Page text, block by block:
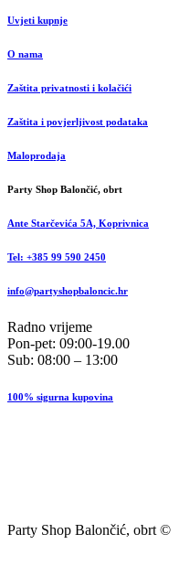
Uvjeti kupnje
O nama
Zaštita privatnosti i kolačići
Zaštita i povjerljivost podataka
Maloprodaja
Party Shop Balončić, obrt
Ante Starčevića 5A, Koprivnica
Tel: +385 99 590 2450
info@partyshopbaloncic.hr
Radno vrijeme
Pon-pet: 09:00-19.00
Sub: 08:00 – 13:00
100% sigurna kupovina
Party Shop Balončić, obrt ©